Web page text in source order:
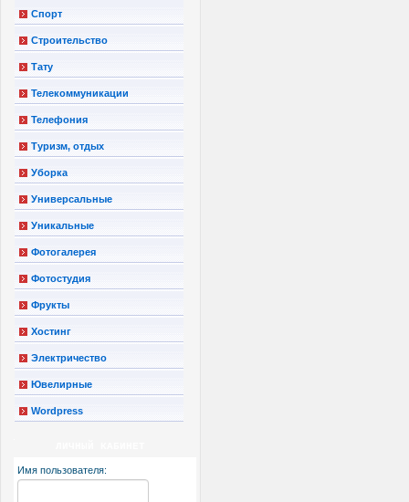
Спорт
Строительство
Тату
Телекоммуникации
Телефония
Туризм, отдых
Уборка
Универсальные
Уникальные
Фотогалерея
Фотостудия
Фрукты
Хостинг
Электричество
Ювелирные
Wordpress
Имя пользователя: